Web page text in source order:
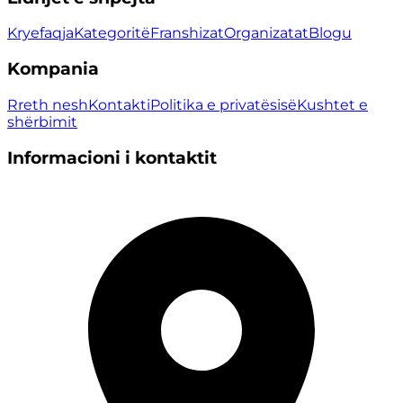
KryefaqjaKategoritëFranshizatOrganizatatBlogu
Kompania
Rreth neshKontaktiPolitika e privatësisëKushtet e
shërbimit
Informacioni i kontaktit